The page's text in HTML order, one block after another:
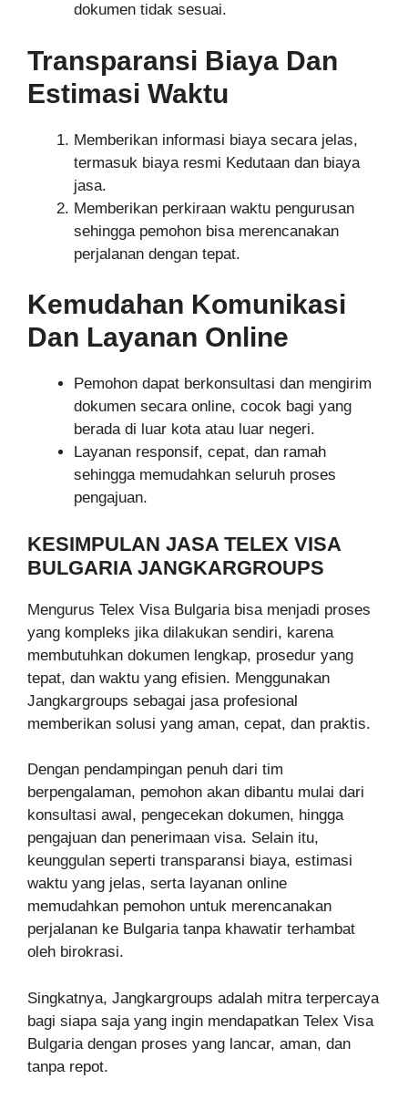
dokumen tidak sesuai.
Transparansi Biaya Dan
Estimasi Waktu
Memberikan informasi biaya secara jelas,
termasuk biaya resmi Kedutaan dan biaya
jasa.
Memberikan perkiraan waktu pengurusan
sehingga pemohon bisa merencanakan
perjalanan dengan tepat.
Kemudahan Komunikasi
Dan Layanan Online
Pemohon dapat berkonsultasi dan mengirim
dokumen secara online, cocok bagi yang
berada di luar kota atau luar negeri.
Layanan responsif, cepat, dan ramah
sehingga memudahkan seluruh proses
pengajuan.
KESIMPULAN JASA TELEX VISA
BULGARIA JANGKARGROUPS
Mengurus Telex Visa Bulgaria bisa menjadi proses
yang kompleks jika dilakukan sendiri, karena
membutuhkan dokumen lengkap, prosedur yang
tepat, dan waktu yang efisien. Menggunakan
Jangkargroups sebagai jasa profesional
memberikan solusi yang aman, cepat, dan praktis.
Dengan pendampingan penuh dari tim
berpengalaman, pemohon akan dibantu mulai dari
konsultasi awal, pengecekan dokumen, hingga
pengajuan dan penerimaan visa. Selain itu,
keunggulan seperti transparansi biaya, estimasi
waktu yang jelas, serta layanan online
memudahkan pemohon untuk merencanakan
perjalanan ke Bulgaria tanpa khawatir terhambat
oleh birokrasi.
Singkatnya, Jangkargroups adalah mitra terpercaya
bagi siapa saja yang ingin mendapatkan Telex Visa
Bulgaria dengan proses yang lancar, aman, dan
tanpa repot.